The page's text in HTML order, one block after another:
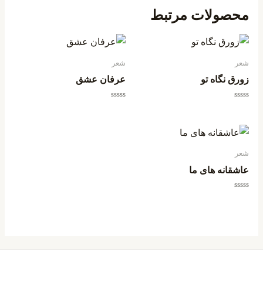
محصولات مرتبط
شعر
زورق نگاه تو
5
شعر
عرفان عشق
شعر
عاشقانه های ما